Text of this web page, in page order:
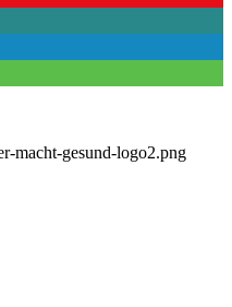
macht-gesund-logo2.png